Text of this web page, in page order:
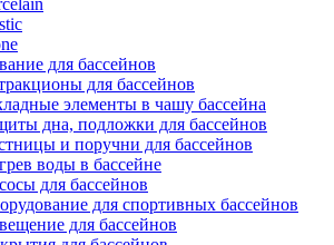
для бассейнов
для бассейнов
элементы в чашу бассейна
дна, подложки для бассейнов
и поручни для бассейнов
воды в бассейне
для бассейнов
для спортивных бассейнов
для бассейнов